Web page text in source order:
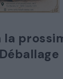
la